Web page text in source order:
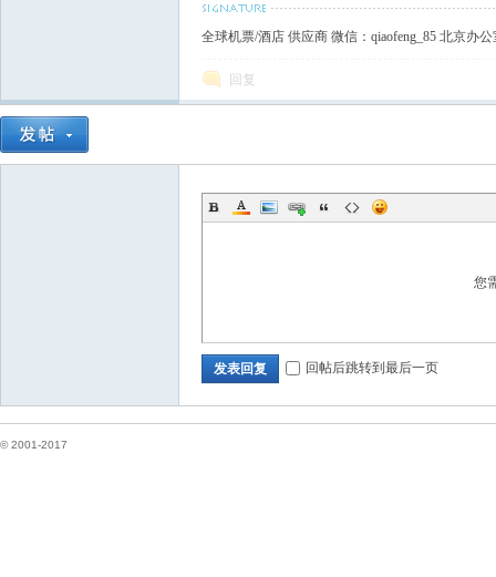
全球机票/酒店 供应商 微信：qiaofeng_85 北京办公
回复
您
发表回复 回帖后跳转到最后一页
© 2001-2017